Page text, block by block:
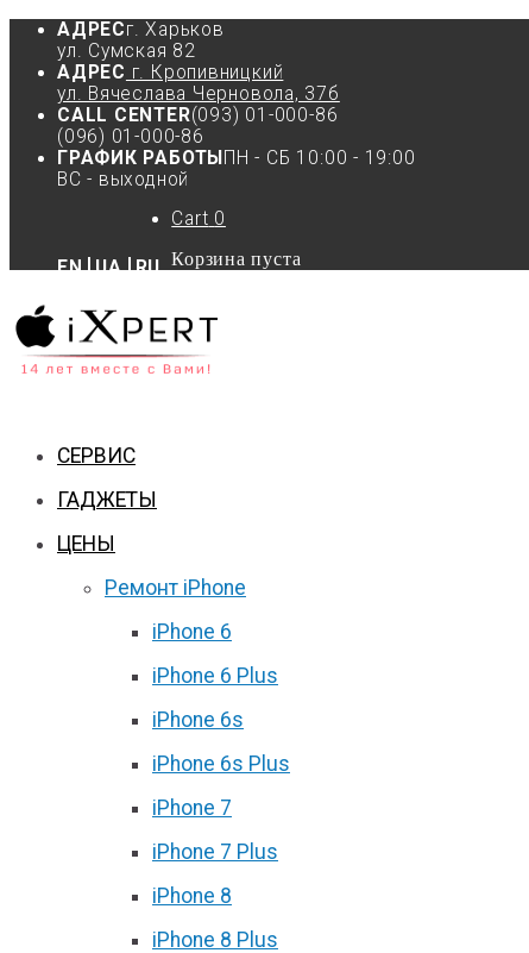
АДРЕСг. Харьков
ул. Сумская 82
АДРЕС г. Кропивницкий
ул. Вячеслава Черновола, 37б
CALL CENTER(093) 01-000-86
(096) 01-000-86
ГРАФИК РАБОТЫ ПН - СБ 10:00 - 19:00
ВС - выходной
EN UA RU
Cart 0
Корзина пуста
СЕРВИС
ГАДЖЕТЫ
ЦЕНЫ
Ремонт iPhone
iPhone 6
iPhone 6 Plus
iPhone 6s
iPhone 6s Plus
iPhone 7
iPhone 7 Plus
iPhone 8
iPhone 8 Plus